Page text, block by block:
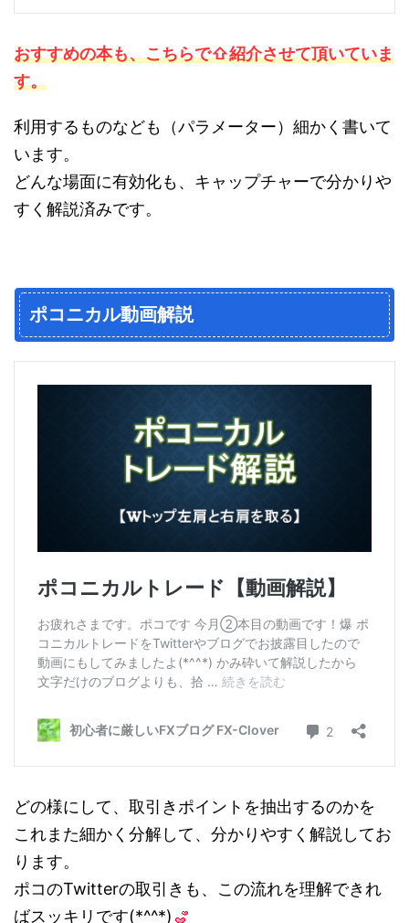
おすすめの本も、こちらで⇧紹介させて頂いていま
す。
利用するものなども（パラメーター）細かく書いて
います。
どんな場面に有効化も、キャップチャーで分かりや
すく解説済みです。
ポコニカル動画解説
どの様にして、取引きポイントを抽出するのかを
これまた細かく分解して、分かりやすく解説してお
ります。
ポコのTwitterの取引きも、この流れを理解できれ
ばスッキリです(*^^*)